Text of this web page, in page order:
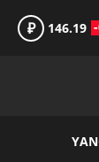
₽ 146.19